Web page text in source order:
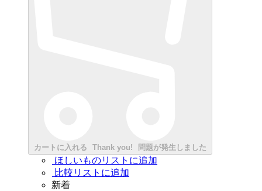
カートに入れる Thank you! 問題が発生しました
ほしいものリストに追加
比較リストに追加
新着